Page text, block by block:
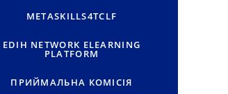
METASKILLS4TCLF
EDIH NETWORK ELEARNING
PLATFORM
ПРИЙМАЛЬНА КОМІСІЯ